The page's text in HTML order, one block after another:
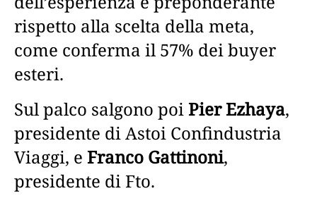
rispetto alla scelta della meta,
come conferma il 57% dei buyer
esteri.
Sul palco salgono poiPier Ezhaya,
presidente di Astoi Confindustria
Viaggi, e Franco Gattinoni,
presidente di Fto.